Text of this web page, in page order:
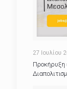
27 Ιουλίου
Προκήρυξη